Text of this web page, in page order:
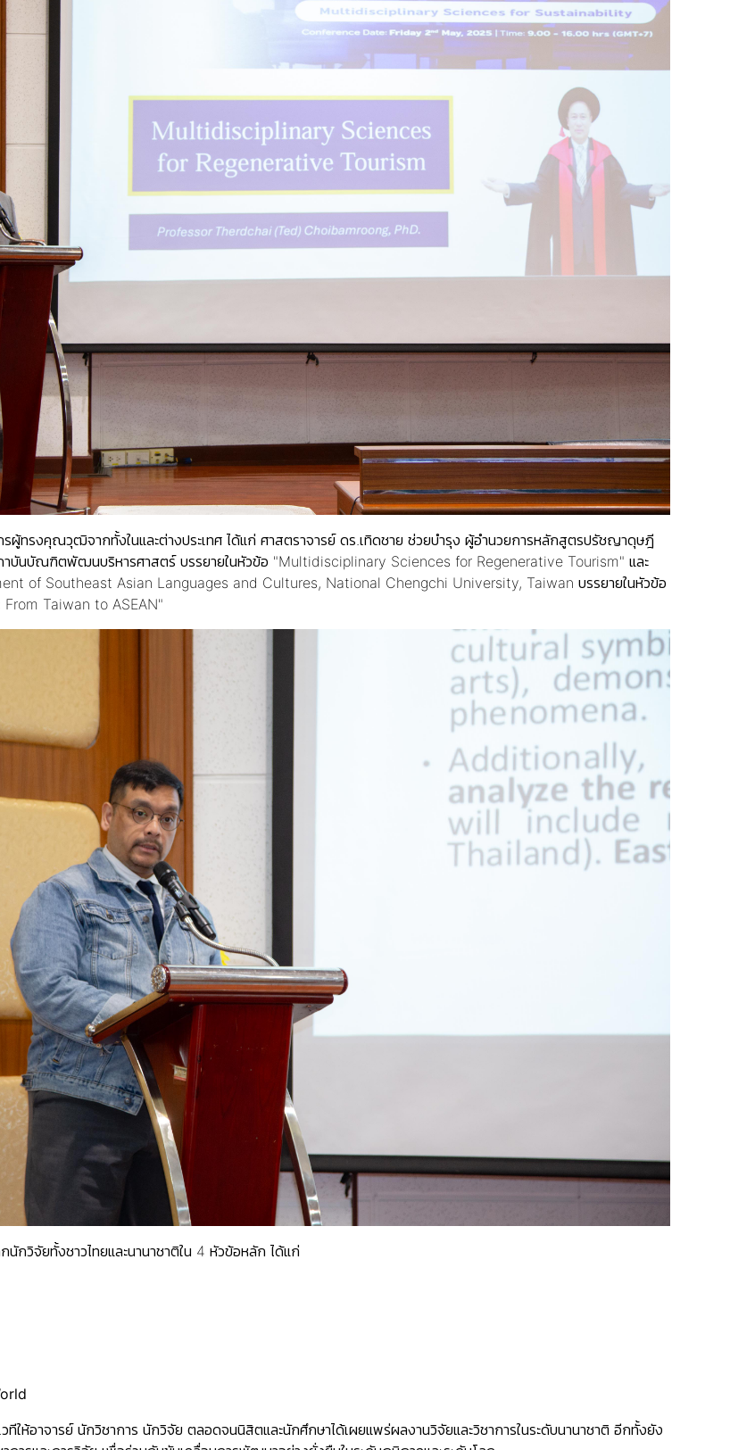
รผู้ทรงคุณวุฒิจากทั้งในและต่างประเทศ ได้แก่ ศาสตราจารย์ ดร.เทิดชาย ช่วยบำรุง ผู้อำนวยการหลักสูตรปรัชญาดุษฎี
บันบัณฑิตพัฒนบริหารศาสตร์ บรรยายในหัวข้อ "Multidisciplinary Sciences for Regenerative Tourism" และ
of Southeast Asian Languages and Cultures, National Chengchi University, Taiwan บรรยายในหัวข้อ
Taiwan to ASEAN"
นักวิจัยทั้งชาวไทยและนานาชาติใน 4 หัวข้อหลัก ได้แก่
วทีให้อาจารย์ นักวิชาการ นักวิจัย ตลอดจนนิสิตและนักศึกษาได้เผยแพร่ผลงานวิจัยและวิชาการในระดับนานาชาติ อีกทั้งยัง